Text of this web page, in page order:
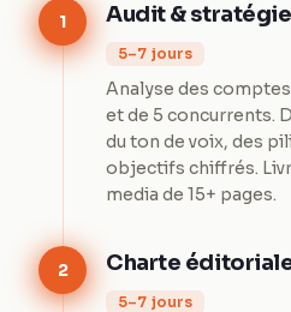
1 Audit & stratégie
5–7 jours
Analyse des
et de 5 concurrents.
du ton de voix, des
objectifs chiffrés.
media de 15+ pages.
2 Charte
5–7 jours